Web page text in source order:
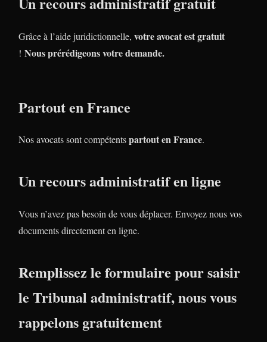
Grâce à l’aide juridictionnelle, votre avocat est gratuit
! Nous prérédigeons votre demande.
Partout en France
Nos avocats sont compétentspartout en France.
Un recours administratif en ligne
Vous n’avez pas besoin de vous déplacer. Envoyez nous vos
documents directement en ligne.
Remplissez le formulaire pour saisir
le Tribunal administratif, nous vous
rappelons gratuitement